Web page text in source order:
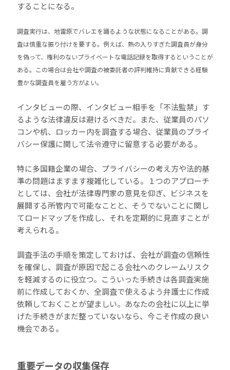
することになる。
調査実行は、地雷原でバレエを踊るような状態になることがある。調
査は慎重な振り付けを要する。例えば、熱の入りすぎた調査員が身分
を偽って、権利のないプライベートな電話記録を取得するということが
ある。この場合は会社や調査の被委託者の評判維持に貢献できる経験
豊かな調査員を雇う方がよい。
インタビューの際、インタビュー相手を「不法監禁」す
るような法律違反は避けるべきだ。また、従業員のパソ
コンや机、ロッカー内を調査する場合、従業員のプライ
バシー保護に関して法令遵守に留意する必要がある。
特に多国籍企業の場合、プライバシーの考え方や法的基
準の問題はますます複雑化している。１つのアプローチ
としては、会社が法律専門家の意見を仰ぎ、ビジネスを
展開する所管内で可能なことと、そうでないことに関し
てロードマップを作成し、それを定期的に見直すことが
考えられる。
調査手法の手順を策定しておけば、会社が調査の信頼性
を確保し、調査が原因で起こる会社へのクレームリスク
を軽減するのに役立つ。こういった手続きは各調査実施
前に作成しておくか、全調査で使えるよう弁護士に作成
依頼しておくことが望ましい。あなたの会社に以上に挙
げた手続きがまだ整っていないなら、今こそ作成の良い
機会である。
重要データの収集保存